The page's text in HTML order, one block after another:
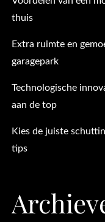
thuis
Extra ruimte en
garagepark
Technologische
aan de top
Kies de juiste
tips